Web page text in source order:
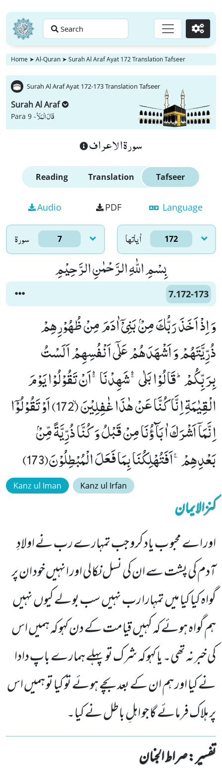
Search Go
Home ➤ Al-Quran ➤ Surah Al Araf Ayat 172 Translation Tafseer
Surah Al Araf Ayat 172-173 Translation Tafseer
Surah Al Araf
Para 9 -قَالَ الْمَلَاُ
سورة الاعراف
Reading Translation Tafseer
Audio PDF Language
سورۃ 7 اٰياتها 172
بِسْمِ اللّٰهِ الرَّحْمٰنِ الرَّحِیْمِ
7.172-173
وَ اِذْ اَخَذَ رَبُّكَ مِنْۢ بَنِیْۤ اٰدَمَ مِنْ ظُهُوْرِهِمْ
ذُرِّیَّتَهُمْ وَ اَشْهَدَهُمْ عَلٰۤى اَنْفُسِهِمْ اَلَسْتُ
بِرَبِّكُمْؕ-قَالُوْا بَلٰىۚۛ-شَهِدْنَاۚۛ-اَنْ تَقُوْلُوْا یَوْمَ
الْقِیٰمَةِ اِنَّا كُنَّا عَنْ هٰذَا غٰفِلِیْنَۙ (172) اَوْ تَقُوْلُوْۤا
اِنَّمَاۤ اَشْرَكَ اٰبَآؤُنَا مِنْ قَبْلُ وَ كُنَّا ذُرِّیَّةً مِّنْۢ
بَعْدِهِمْۚ-اَفَتُهْلِكُنَا بِمَا فَعَلَ الْمُبْطِلُوْنَ(173)
Kanz ul Iman Kanz ul Irfan
کنزالایمان
اور اے محبو ب یاد کرو جب تمہارے رب نے اولادِ
آدم کی پشت سے ان کی نسل نکالی اور انہیں خود ان پر
گواہ کیا کیا میں تمہارا رب نہیں سب بولے کیوں نہیں
ہم گواہ ہوئے کہ کہیں قیامت کے دن کہو کہ ہمیں اس
کی خبر نہ تھی۔ یا کہو کہ شرک تو پہلے ہمارے باپ دادا
نے کیا اور ہم ان کے بعد بچے ہوئے تو کیا تو ہمیں اس
پر ہلاک فرمائے گا جو اہلِ باطل نے کیا۔
تفسیر : ‎صراط الجنان